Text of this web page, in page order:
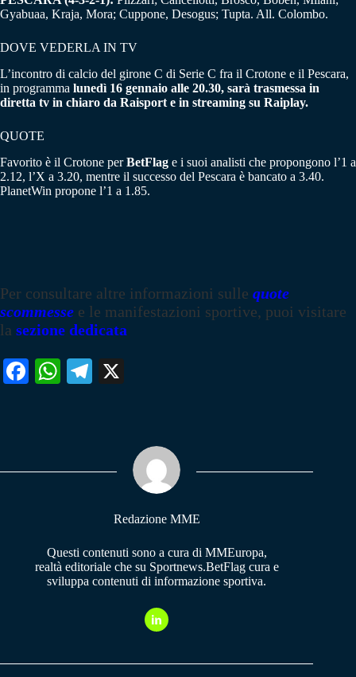
Gyabuaa, Kraja, Mora; Cuppone, Desogus; Tupta. All. Colombo.
DOVE VEDERLA IN TV
L’incontro di calcio del girone C di Serie C fra il Crotone e il Pescara,
in programma lunedì 16 gennaio alle 20.30, sarà trasmessa in
diretta tv in chiaro da Raisport e in streaming su Raiplay.
QUOTE
Favorito è il Crotone perBetFlag e i suoi analisti che propongono l’1 a
2.12, l’X a 3.20, mentre il successo del Pescara è bancato a 3.40.
PlanetWin propone l’1 a 1.85.
Per consultare altre informazioni sulle quote
scommesse e le manifestazioni sportive, puoi visitare
la sezione dedicata
Fa W
pp
Te
m
Redazione MME
Questi contenuti sono a cura di MMEuropa,
realtà editoriale che su Sportnews.BetFlag cura e
sviluppa contenuti di informazione sportiva.